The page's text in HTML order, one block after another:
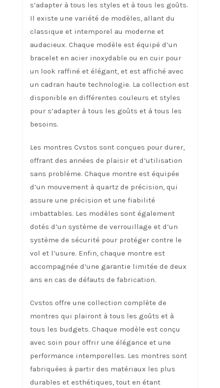
s’adapter à tous les styles et à tous les goûts.
Il existe une variété de modèles, allant du
classique et intemporel au moderne et
audacieux. Chaque modèle est équipé d’un
bracelet en acier inoxydable ou en cuir pour
un look raffiné et élégant, et est affiché avec
un cadran haute technologie. La collection est
disponible en différentes couleurs et styles
pour s’adapter à tous les goûts et à tous les
besoins.
Les montres Cvstos sont conçues pour durer,
offrant des années de plaisir et d’utilisation
sans problème. Chaque montre est équipée
d’un mouvement à quartz de précision, qui
assure une précision et une fiabilité
imbattables. Les modèles sont également
dotés d’un système de verrouillage et d’un
système de sécurité pour protéger contre le
vol et l’usure. Enfin, chaque montre est
accompagnée d’une garantie limitée de deux
ans en cas de défauts de fabrication.
Cvstos offre une collection complète de
montres qui plairont à tous les goûts et à
tous les budgets. Chaque modèle est conçu
avec soin pour offrir une élégance et une
performance intemporelles. Les montres sont
fabriquées à partir des matériaux les plus
durables et esthétiques, tout en étant